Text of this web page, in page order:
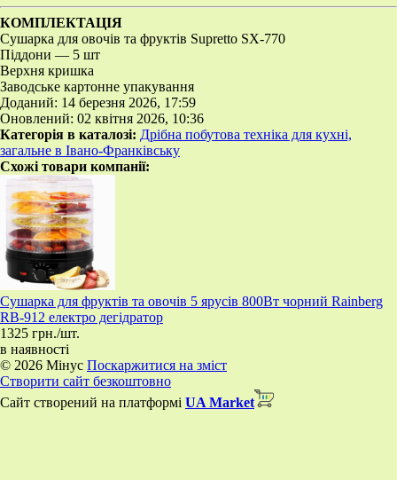
КОМПЛЕКТАЦІЯ
Сушарка для овочів та фруктів Supretto SX-770
Піддони — 5 шт
Верхня кришка
Заводське картонне упакування
Доданий: 14 березня 2026, 17:59
Оновлений: 02 квітня 2026, 10:36
Категорія в каталозі: Дрібна побутова техніка для кухні,
загальне в Івано-Франківську
Схожі товари компанії:
Сушарка для фруктів та овочів 5 ярусів 800Вт чорний Rainberg
RB-912 електро дегідратор
1325 грн./шт.
в наявності
© 2026 Мінус Поскаржитися на зміст
Створити сайт безкоштовно
Сайт створений на платформі UA Market